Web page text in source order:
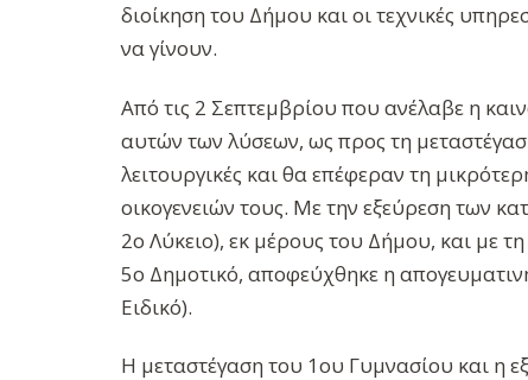
διοίκηση του Δήμου και οι τεχνικές
να γίνουν.
Από τις 2 Σεπτεμβρίου που ανέλαβε η
αυτών των λύσεων, ως προς τη
λειτουργικές και θα επέφεραν τη
οικογενειών τους. Με την εξεύρεση των
2ο Λύκειο), εκ μέρους του Δήμου, και με
5ο Δημοτικό, αποφεύχθηκε η
Ειδικό).
Η μεταστέγαση του 1ου Γυμνασίου και η